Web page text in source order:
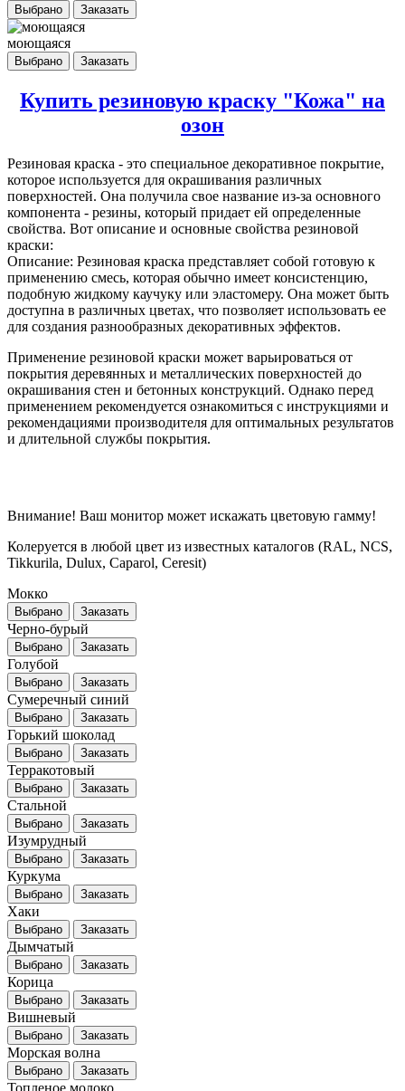
Выбрано Заказать
моющаяся
Выбрано Заказать
Купить резиновую краску "Кожа" на
озон
Резиновая краска - это специальное декоративное покрытие,
которое используется для окрашивания различных
поверхностей. Она получила свое название из-за основного
компонента - резины, который придает ей определенные
свойства. Вот описание и основные свойства резиновой
краски:
Описание: Резиновая краска представляет собой готовую к
применению смесь, которая обычно имеет консистенцию,
подобную жидкому каучуку или эластомеру. Она может быть
доступна в различных цветах, что позволяет использовать ее
для создания разнообразных декоративных эффектов.
Применение резиновой краски может варьироваться от
покрытия деревянных и металлических поверхностей до
окрашивания стен и бетонных конструкций. Однако перед
применением рекомендуется ознакомиться с инструкциями и
рекомендациями производителя для оптимальных результатов
и длительной службы покрытия.
Внимание! Ваш монитор может искажать цветовую гамму!
Колеруется в любой цвет из известных каталогов (RAL, NCS,
Tikkurila, Dulux, Caparol, Ceresit)
Мокко
Выбрано Заказать
Черно-бурый
Выбрано Заказать
Голубой
Выбрано Заказать
Сумеречный синий
Выбрано Заказать
Горький шоколад
Выбрано Заказать
Терракотовый
Выбрано Заказать
Стальной
Выбрано Заказать
Изумрудный
Выбрано Заказать
Куркума
Выбрано Заказать
Хаки
Выбрано Заказать
Дымчатый
Выбрано Заказать
Корица
Выбрано Заказать
Вишневый
Выбрано Заказать
Морская волна
Выбрано Заказать
Топленое молоко